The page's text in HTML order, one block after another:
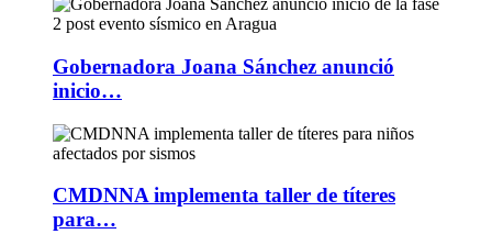
Gobernadora Joana Sánchez anunció
inicio…
CMDNNA implementa taller de títeres
para…